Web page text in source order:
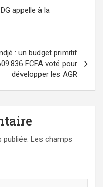
appelle à la
: un budget primitif
FCFA voté pour
développer les AGR
Les champs